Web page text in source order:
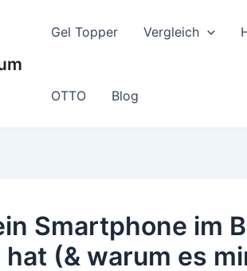
Gel Topper Vergleich
OTTO Blog
Smartphone im
(& warum es